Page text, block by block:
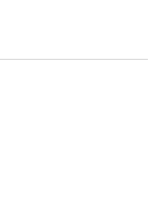
et les difficultés de
ligne !